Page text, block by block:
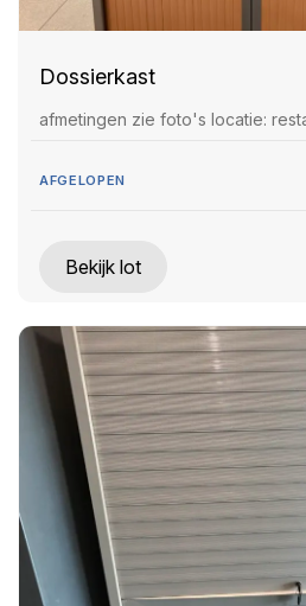
Dossierkast
afmetingen zie foto's locatie:
AFGELOPEN
Bekijk lot